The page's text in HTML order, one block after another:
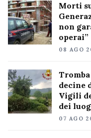
Morti
non
operai”
08 AGO
decine
Vigili
dei
07 AGO